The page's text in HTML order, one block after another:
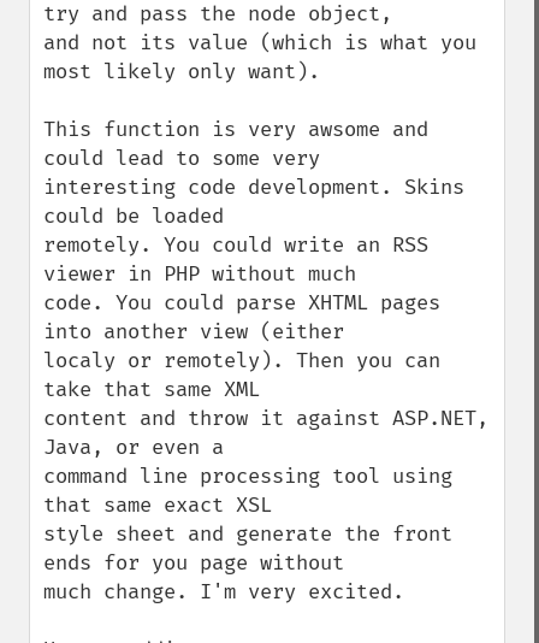
try and pass the node object,
and not its value (which is what you
most likely only want).
This function is very awsome and
could lead to some very
interesting code development. Skins
could be loaded
remotely. You could write an RSS
viewer in PHP without much
code. You could parse XHTML pages
into another view (either
localy or remotely). Then you can
take that same XML
content and throw it against ASP.NET,
Java, or even a
command line processing tool using
that same exact XSL
style sheet and generate the front
ends for you page without
much change. I'm very excited.